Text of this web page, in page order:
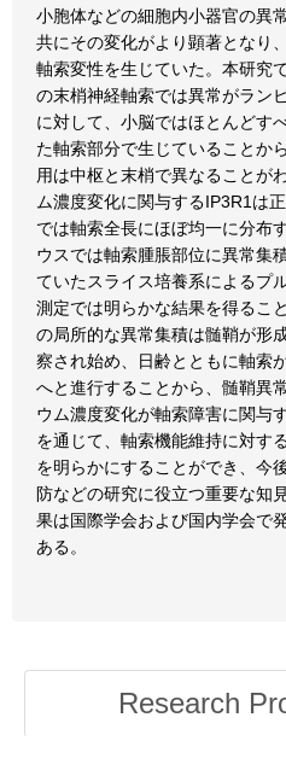
小胞体などの細胞内小器官の異
共にその変化がより顕著となり
軸索変性を生じていた。本研究
の末梢神経軸索では異常がラン
に対して、小脳ではほとんどす
た軸索部分で生じていることか
用は中枢と末梢で異なることが
ム濃度変化に関与するIP3R1は
では軸索全長にほぼ均一に分布
ウスでは軸索腫脹部位に異常集
ていたスライス培養系によるプ
測定では明らかな結果を得るこ
の局所的な異常集積は髄鞘が形
察され始め、日齢とともに軸索
へと進行することから、髄鞘異
ウム濃度変化が軸索障害に関与
を通じて、軸索機能維持に対す
を明らかにすることができ、今
防などの研究に役立つ重要な知
果は国際学会および国内学会で
ある。
Research